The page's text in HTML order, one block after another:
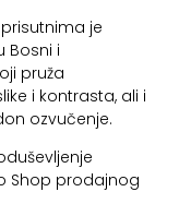
prisutnima je
Bosni i
pruža
i kontrasta, ali i
ozvučenje.
Shop prodajnog